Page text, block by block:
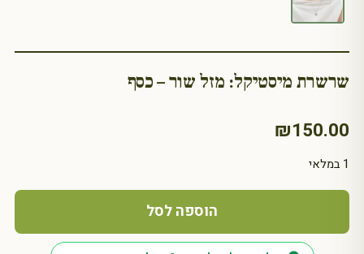
שרשרת מיסטיקל: מזל שור – כסף
₪150.00
1 במלאי
כמות
שרשרת
מיסטיקל:
הוספה לסל